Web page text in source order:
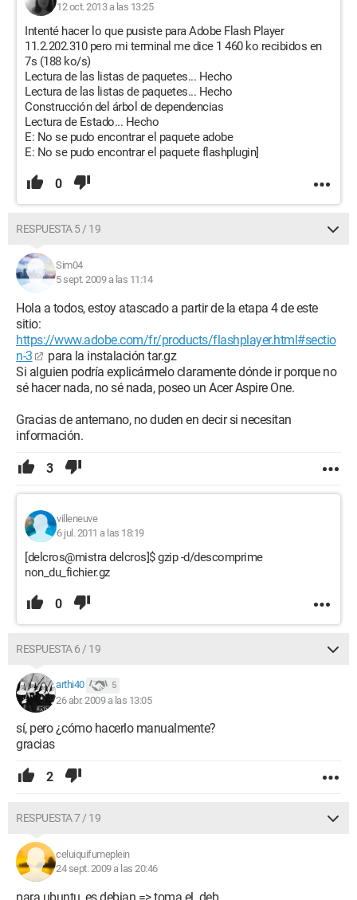
12 oct. 2013 a las 13:25
Intenté hacer lo que pusiste para Adobe Flash Player
11.2.202.310 pero mi terminal me dice 1 460 ko recibidos en
7s (188 ko/s)
Lectura de las listas de paquetes... Hecho
Lectura de las listas de paquetes... Hecho
Construcción del árbol de dependencias
Lectura de Estado... Hecho
E: No se pudo encontrar el paquete adobe
E: No se pudo encontrar el paquete flashplugin]
0
RESPUESTA 5 / 19
Sim04
5 sept. 2009 a las 11:14
Hola a todos, estoy atascado a partir de la etapa 4 de este
sitio:
https://www.adobe.com/fr/products/flashplayer.html#sectio
n-3
para la instalación tar.gz
Si alguien podría explicármelo claramente dónde ir porque no
sé hacer nada, no sé nada, poseo un Acer Aspire One.
Gracias de antemano, no duden en decir si necesitan
información.
3
villeneuve
6 jul. 2011 a las 18:19
[delcros@mistra delcros]$ gzip -d/descomprime
non_du_fichier.gz
0
RESPUESTA 6 / 19
arthi40 5
26 abr. 2009 a las 13:05
sí, pero ¿cómo hacerlo manualmente?
gracias
2
RESPUESTA 7 / 19
celuiquifumeplein
24 sept. 2009 a las 20:46